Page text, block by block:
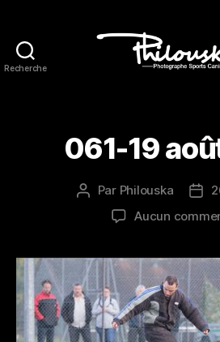
Recherche
061-19
Auteur
l’article
Par Philouska
Aucun